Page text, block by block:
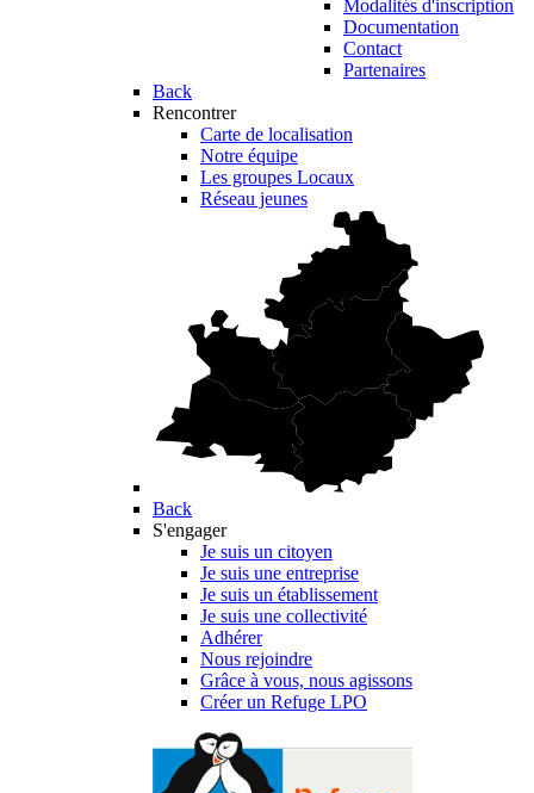
Modalités d'inscription
Documentation
Contact
Partenaires
Back
Rencontrer
Carte de localisation
Notre équipe
Les groupes Locaux
Réseau jeunes
Back
S'engager
Je suis un citoyen
Je suis une entreprise
Je suis un établissement
Je suis une collectivité
Adhérer
Nous rejoindre
Grâce à vous, nous agissons
Créer un Refuge LPO